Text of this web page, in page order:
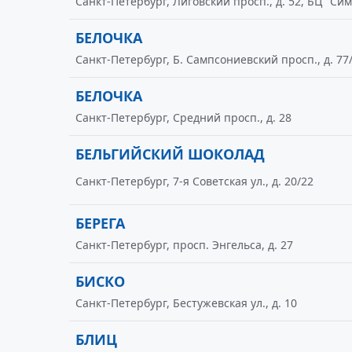
БЕЛОЧКА
Санкт-Петербург, Б. Сампсониевский просп., д.
БЕЛОЧКА
Санкт-Петербург, Средний просп., д. 28
БЕЛЬГИЙСКИЙ ШОКОЛАД
Санкт-Петербург, 7-я Советская ул., д. 20/22
БЕРЕГА
Санкт-Петербург, просп. Энгельса, д. 27
БИСКО
Санкт-Петербург, Бестужевская ул., д. 10
БЛИЦ